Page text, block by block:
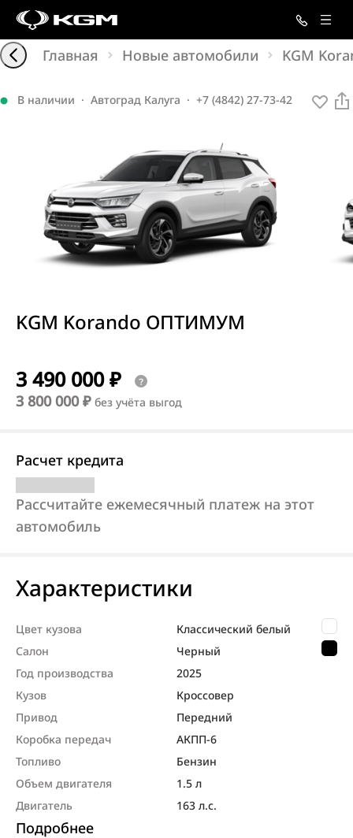
Главная Новые автомобили KGM
В наличии · Автоград Калуга · +7 (4842) 27-73-42
KGM Korando ОПТИМУМ
3 490 000 ₽
3 800 000 ₽ без учёта выгод
Расчет кредита
Рассчитайте ежемесячный платеж на этот
автомобиль
Характеристики
Цвет кузова
Классический белый
Салон
Черный
Год производства
2025
Кузов
Кроссовер
Привод
Передний
Коробка передач
АКПП-6
Топливо
Бензин
Объем двигателя
1.5 л
Двигатель
163 л.с.
Подробнее